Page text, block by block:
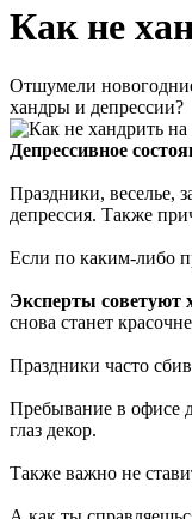
Как не
Отшумели
хандры и депрессии?
Депрессивное
Праздники, веселье,
депрессия. Также
Если по каким-либо
Эксперты советуют
снова станет
Праздники часто
Пребывание в офисе
глаз декор.
Также важно не